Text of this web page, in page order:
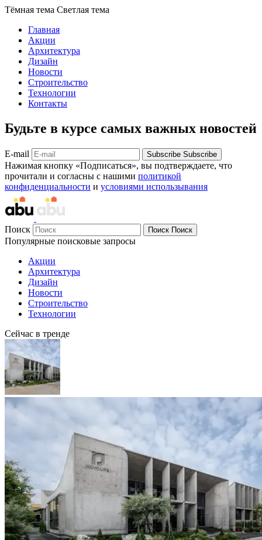
Тёмная тема Светлая тема
Главная
Акции
Архитектура
Дизайн
Новости
Строительство
Технологии
Контакты
Будьте в курсе самых важных новостей
E-mail Subscribe Subscribe
Нажимая кнопку «Подписаться», вы подтверждаете, что
прочитали и согласны с нашими политикой
конфиденциальности и условиями использывания
Поиск Поиск Поиск
Популярные поисковые запросы
Акции
Архитектура
Дизайн
Новости
Строительство
Технологии
Сейчас в тренде